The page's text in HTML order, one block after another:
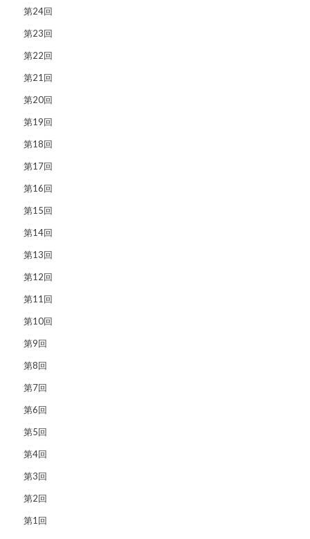
第24回
第23回
第22回
第21回
第20回
第19回
第18回
第17回
第16回
第15回
第14回
第13回
第12回
第11回
第10回
第9回
第8回
第7回
第6回
第5回
第4回
第3回
第2回
第1回